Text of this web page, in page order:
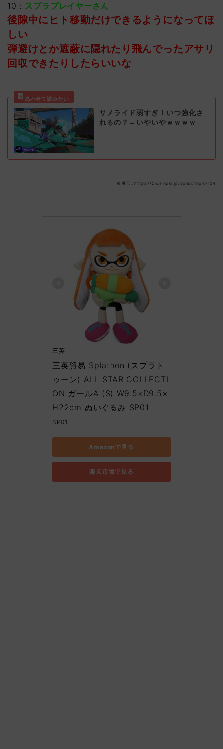
10： スプラプレイヤーさん
後隙中にヒト移動だけできるようになってほ
しい
弾避けとか遮蔽に隠れたり飛んでったアサリ
回収できたりしたらいいな
サメライド弱すぎ！いつ強化さ
れるの？←いやいやｗｗｗｗ
引用元：https://z.wikiwiki.jp/spla3/topic/104
三英
三英貿易 Splatoon (スプラト
ゥーン) ALL STAR COLLECTI
ON ガールA (S) W9.5×D9.5×
H22cm ぬいぐるみ SP01
SP01
Amazonで見る
楽天市場で見る